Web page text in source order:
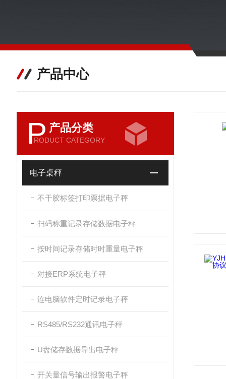
产品中心
P 产品分类
RODUCT CATEGORY
电子桌秤
不干胶标签打印票据电子秤
扫码称重记录存储数据电子秤
按时间记录存储时时重量电子秤
对接ERP系统电子秤
连电脑软件定时记录电子秤
RS485/RS232通讯电子秤
U盘储存数据导出电子秤
开关量信号输出报警电子秤